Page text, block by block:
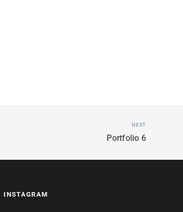
NEXT
Portfolio 6
INSTAGRAM